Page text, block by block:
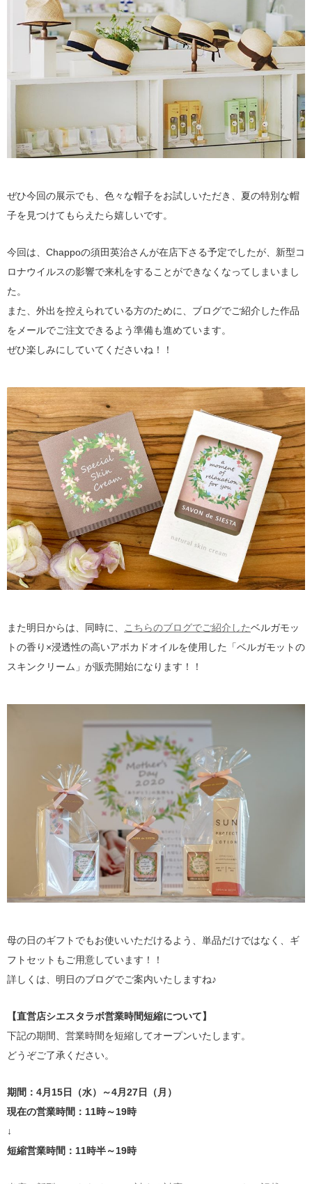
ぜひ今回の展示でも、色々な帽子をお試しいただき、夏の特別な帽
子を見つけてもらえたら嬉しいです。
今回は、Chappoの須田英治さんが在店下さる予定でしたが、新型コ
ロナウイルスの影響で来札をすることができなくなってしまいまし
た。
また、外出を控えられている方のために、ブログでご紹介した作品
をメールでご注文できるよう準備も進めています。
ぜひ楽しみにしていてくださいね！！
また明日からは、同時に、 こちらのブログでご紹介したベルガモッ
トの香り×浸透性の高いアボカドオイルを使用した「ベルガモットの
スキンクリーム」が販売開始になります！！
母の日のギフトでもお使いいただけるよう、単品だけではなく、ギ
フトセットもご用意しています！！
詳しくは、明日のブログでご案内いたしますね♪
【直営店シエスタラボ営業時間短縮について】
下記の期間、営業時間を短縮してオープンいたします。
どうぞご了承ください。
期間：4月15日（水）～4月27日（月）
現在の営業時間：11時～19時
↓
短縮営業時間：11時半～19時